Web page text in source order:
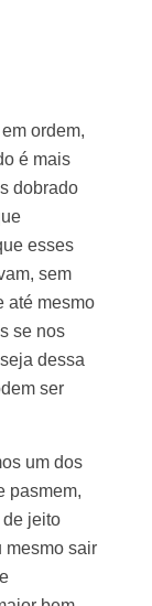
ordem,
é mais
dobrado
esses
sem
até mesmo
se nos
dessa
ser
um dos
pasmem,
de jeito
mesmo sair